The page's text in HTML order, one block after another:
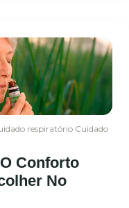
respiratório Cuidado
Conforto
No